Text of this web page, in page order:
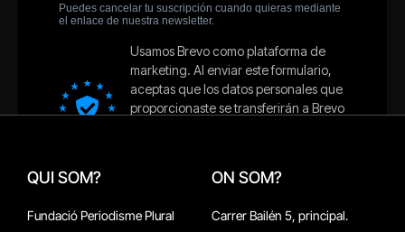
QUI SOM?
Fundació Periodisme Plural
ON SOM?
Carrer Bailén 5, principal.